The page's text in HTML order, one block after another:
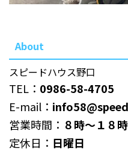
About
スピードハウス野口
TEL： 0986-58-4705
E-mail：
営業時間： ８時～１８時
定休日： 日曜日